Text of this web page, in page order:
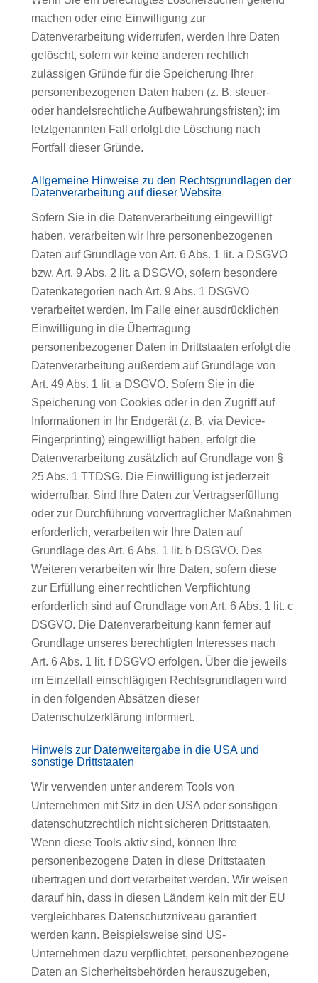
machen oder eine Einwilligung zur
Datenverarbeitung widerrufen, werden Ihre Daten
gelöscht, sofern wir keine anderen rechtlich
zulässigen Gründe für die Speicherung Ihrer
personenbezogenen Daten haben (z. B. steuer-
oder handelsrechtliche Aufbewahrungsfristen); im
letztgenannten Fall erfolgt die Löschung nach
Fortfall dieser Gründe.
Allgemeine Hinweise zu den Rechtsgrundlagen der
Datenverarbeitung auf dieser Website
Sofern Sie in die Datenverarbeitung eingewilligt
haben, verarbeiten wir Ihre personenbezogenen
Daten auf Grundlage von Art. 6 Abs. 1 lit. a DSGVO
bzw. Art. 9 Abs. 2 lit. a DSGVO, sofern besondere
Datenkategorien nach Art. 9 Abs. 1 DSGVO
verarbeitet werden. Im Falle einer ausdrücklichen
Einwilligung in die Übertragung
personenbezogener Daten in Drittstaaten erfolgt die
Datenverarbeitung außerdem auf Grundlage von
Art. 49 Abs. 1 lit. a DSGVO. Sofern Sie in die
Speicherung von Cookies oder in den Zugriff auf
Informationen in Ihr Endgerät (z. B. via Device-
Fingerprinting) eingewilligt haben, erfolgt die
Datenverarbeitung zusätzlich auf Grundlage von §
25 Abs. 1 TTDSG. Die Einwilligung ist jederzeit
widerrufbar. Sind Ihre Daten zur Vertragserfüllung
oder zur Durchführung vorvertraglicher Maßnahmen
erforderlich, verarbeiten wir Ihre Daten auf
Grundlage des Art. 6 Abs. 1 lit. b DSGVO. Des
Weiteren verarbeiten wir Ihre Daten, sofern diese
zur Erfüllung einer rechtlichen Verpflichtung
erforderlich sind auf Grundlage von Art. 6 Abs. 1 lit. c
DSGVO. Die Datenverarbeitung kann ferner auf
Grundlage unseres berechtigten Interesses nach
Art. 6 Abs. 1 lit. f DSGVO erfolgen. Über die jeweils
im Einzelfall einschlägigen Rechtsgrundlagen wird
in den folgenden Absätzen dieser
Datenschutzerklärung informiert.
Hinweis zur Datenweitergabe in die USA und
sonstige Drittstaaten
Wir verwenden unter anderem Tools von
Unternehmen mit Sitz in den USA oder sonstigen
datenschutzrechtlich nicht sicheren Drittstaaten.
Wenn diese Tools aktiv sind, können Ihre
personenbezogene Daten in diese Drittstaaten
übertragen und dort verarbeitet werden. Wir weisen
darauf hin, dass in diesen Ländern kein mit der EU
vergleichbares Datenschutzniveau garantiert
werden kann. Beispielsweise sind US-
Unternehmen dazu verpflichtet, personenbezogene
Daten an Sicherheitsbehörden herauszugeben,